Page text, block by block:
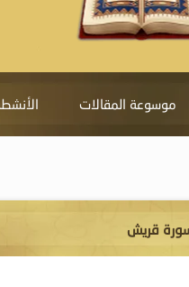
موسوعة المقالات